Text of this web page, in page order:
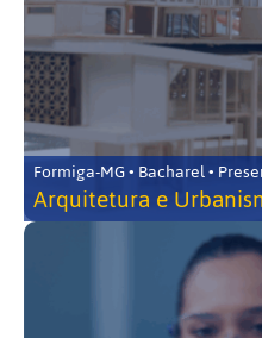
Formiga-MG • Bacharel •
Arquitetura e